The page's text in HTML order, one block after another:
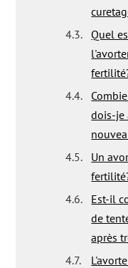
4.3.
Quel
4.4.
dois-je
4.5.
Un
4.6.
Est-il
de
après
4.7.